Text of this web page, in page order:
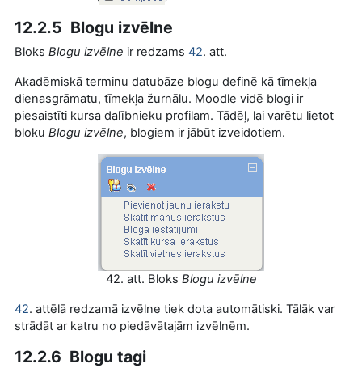
12.2.5 Blogu izvēlne
Bloks Blogu izvēlne ir redzams 42. att.
Akadēmiskā terminu datubāze blogu definē kā tīmekļa
dienasgrāmatu, tīmekļa žurnālu. Moodle vidē blogi ir
piesaistīti kursa dalībnieku profilam. Tādēļ, lai varētu lietot
bloku Blogu izvēlne, blogiem ir jābūt izveidotiem.
42. att. Bloks Blogu izvēlne
42. attēlā redzamā izvēlne tiek dota automātiski. Tālāk var
strādāt ar katru no piedāvātajām izvēlnēm.
12.2.6 Blogu tagi